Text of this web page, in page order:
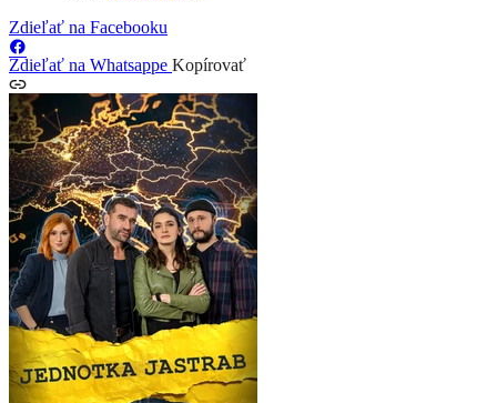
Zdieľať na Facebooku
Zdieľať na Whatsappe Kopírovať